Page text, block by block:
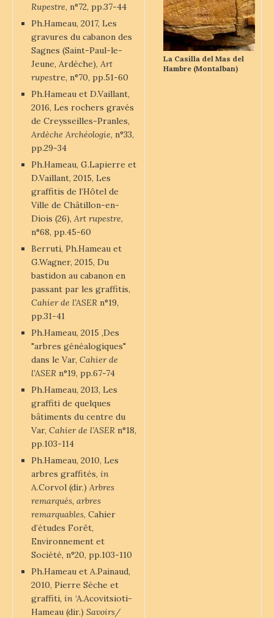
Rupestre, n°72, pp.37-44
Ph.Hameau, 2017, Les
gravures du cabanon des
Sagnes (Saint-Paul-le-
Jeune, Ardèche), Art
rupestre, n°70, pp.51-60
Ph.Hameau et D.Vaillant,
2016, Les rochers gravés
de Creysseilles-Pranles,
Ardèche Archéologie, n°33,
pp.29-34
Ph.Hameau, G.Lapierre et
D.Vaillant, 2015, Les
graffitis de l’Hôtel de
Ville de Châtillon-en-
Diois (26), Art rupestre,
n°68, pp.45-60
Berruti, Ph.Hameau et
G.Wagner, 2015, Du
bastidon au cabanon en
passant par les graffitis,
Cahier de l’ASER n°19,
pp.31-41
Ph.Hameau, 2015 ,Des
"arbres généalogiques"
dans le Var, Cahier de
l’ASER n°19, pp.67-74
Ph.Hameau, 2013, Les
graffiti de quelques
bâtiments du centre du
Var, Cahier de l’ASER n°18,
pp.103-114
Ph.Hameau, 2010, Les
arbres graffités, in
A.Corvol (dir.) Arbres
remarqués, arbres
remarquables, Cahier
d’études Forêt,
Environnement et
Société, n°20, pp.103-110
Ph.Hameau et A.Painaud,
2010, Pierre Sèche et
graffiti, in ‘A.Acovitsioti-
Hameau (dir.) Savoirs/
La Casilla del Mas del
Hambre (Montalban)